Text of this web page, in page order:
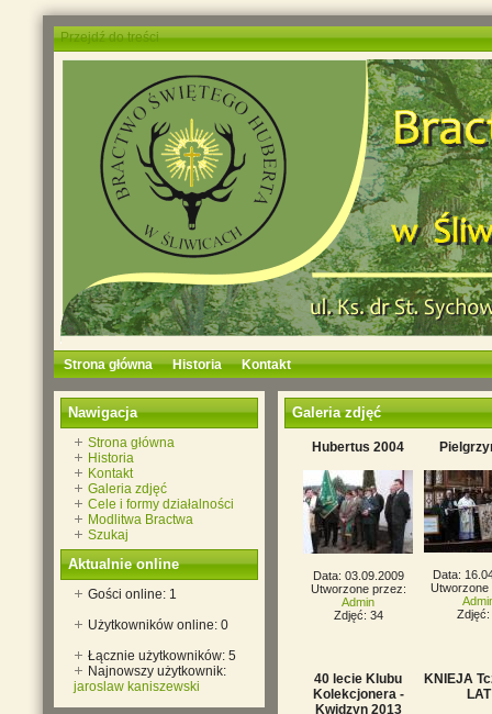
Przejdź do treści
Strona główna Historia Kontakt
Nawigacja
Strona główna
Historia
Kontakt
Galeria zdjęć
Cele i formy działalności
Modlitwa Bractwa
Szukaj
Aktualnie online
Gości online: 1
Użytkowników online: 0
Łącznie użytkowników: 5
Najnowszy użytkownik:
jaroslaw kaniszewski
Galeria zdjęć
Hubertus 2004
Data: 03.09.2009
Utworzone przez:
Admin
Zdjęć: 34
Data:
Utworzone
Zdjęć:
40 lecie Klubu
Kolekcjonera -
Kwidzyn 2013
KNIEJA
LAT